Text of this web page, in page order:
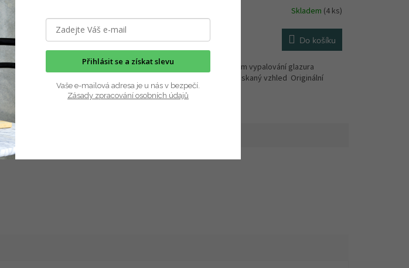
154 Kč DETAIL
Úchytky/knopky na komody, šatní skříně
Skladem (4 ks)
99 Kč Do košíku
II. jakost - během vypalování glazura
vytvořila popraskaný vzhled Originální
keramické...
Přihlásit se a získat slevu
Vaše e-mailová adresa je u nás v bezpečí.
Zásady zpracování osobních údajů